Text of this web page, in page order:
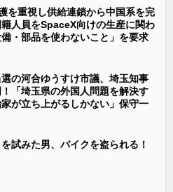
を重視し供給連鎖から中国系を完
人員をSpaceX向けの生産に関わ
・部品を使わないこと」を要求
の河合ゆうすけ市議、埼玉知事
「埼玉県の外国人問題を解決す
が立ち上がるしかない」保守一
試みた男、バイクを盗られる！